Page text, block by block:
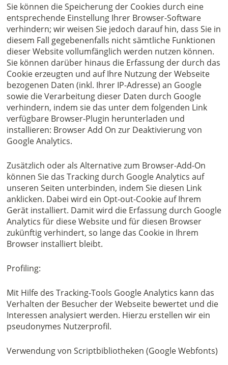
Sie können die Speicherung der Cookies durch eine
entsprechende Einstellung Ihrer Browser-Software
verhindern; wir weisen Sie jedoch darauf hin, dass Sie in
diesem Fall gegebenenfalls nicht sämtliche Funktionen
dieser Website vollumfänglich werden nutzen können.
Sie können darüber hinaus die Erfassung der durch das
Cookie erzeugten und auf Ihre Nutzung der Webseite
bezogenen Daten (inkl. Ihrer IP-Adresse) an Google
sowie die Verarbeitung dieser Daten durch Google
verhindern, indem sie das unter dem folgenden Link
verfügbare Browser-Plugin herunterladen und
installieren: Browser Add On zur Deaktivierung von
Google Analytics.
Zusätzlich oder als Alternative zum Browser-Add-On
können Sie das Tracking durch Google Analytics auf
unseren Seiten unterbinden, indem Sie diesen Link
anklicken. Dabei wird ein Opt-out-Cookie auf Ihrem
Gerät installiert. Damit wird die Erfassung durch Google
Analytics für diese Website und für diesen Browser
zukünftig verhindert, so lange das Cookie in Ihrem
Browser installiert bleibt.
Profiling:
Mit Hilfe des Tracking-Tools Google Analytics kann das
Verhalten der Besucher der Webseite bewertet und die
Interessen analysiert werden. Hierzu erstellen wir ein
pseudonymes Nutzerprofil.
Verwendung von Scriptbibliotheken (Google Webfonts)